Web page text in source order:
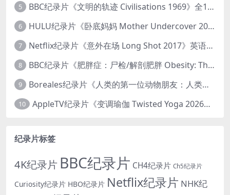
5 BBC纪录片《文明的轨迹 Civilisations 1969》全13集 英语中英双字 高清收藏版 1080P/MKV/64.1G 西方艺术史话
6 HULU纪录片《卧底妈妈 Mother Undercover 2023》全4集 英语中英双字 官方纯净版 1080P/MKV/7.6G 拯救孩子
7 Netflix纪录片《意外在场 Long Shot 2017》英语中字 720P/NKV/1.06GB 美国谋杀误判案件
8 BBC纪录片《肥胖症：尸检/解剖肥胖 Obesity: The Post Mortem 2016》英语中英双字 无水印纯净版 1080P/MKV/1.03G
9 Boreales纪录片《人类的第一位动物朋友：人类和狗的神奇故事 Man’s First Friend 2018》英语中英双字 1080P/MP4/1.8G 狗的神奇故事
10 AppleTV纪录片《变调瑜伽 Twisted Yoga 2026》全3集 英语中英双字 无水印纯净版 1080P/MKV/10G 瑜伽大师背后的真相
纪录片标签
4K纪录片 BBC纪录片 CH4纪录片 Ch5纪录片
Curiosity纪录片 HBO纪录片 Netflix纪录片 NHK纪